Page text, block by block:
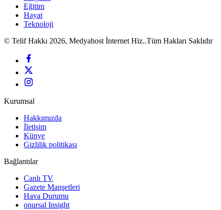
Eğitim
Hayat
Teknoloji
© Telif Hakkı 2026, Medyahost İnternet Hiz..Tüm Hakları Saklıdır
Kurumsal
Hakkımızda
İletişim
Künye
Gizlilik politikası
Bağlantılar
Canlı TV
Gazete Manşetleri
Hava Durumu
onursal Insight